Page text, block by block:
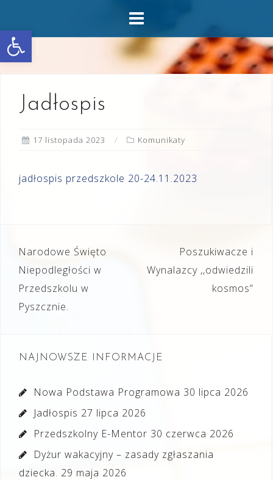
Otwórz pasek narzędzi
content
Jadłospis
17 listopada 2023 Komunikaty
jadłospis przedszkole 20-24.11.2023
Nawigacja
wpisu
Narodowe Święto
Niepodległości w
Przedszkolu w
Pyszcznie.
Poszukiwacze i
Wynalazcy ,,odwiedzili
kosmos”
NAJNOWSZE INFORMACJE
Nowa Podstawa Programowa 30 lipca 2026
Jadłospis 27 lipca 2026
Przedszkolny E-Mentor 30 czerwca 2026
Dyżur wakacyjny – zasady zgłaszania
dziecka. 29 maja 2026